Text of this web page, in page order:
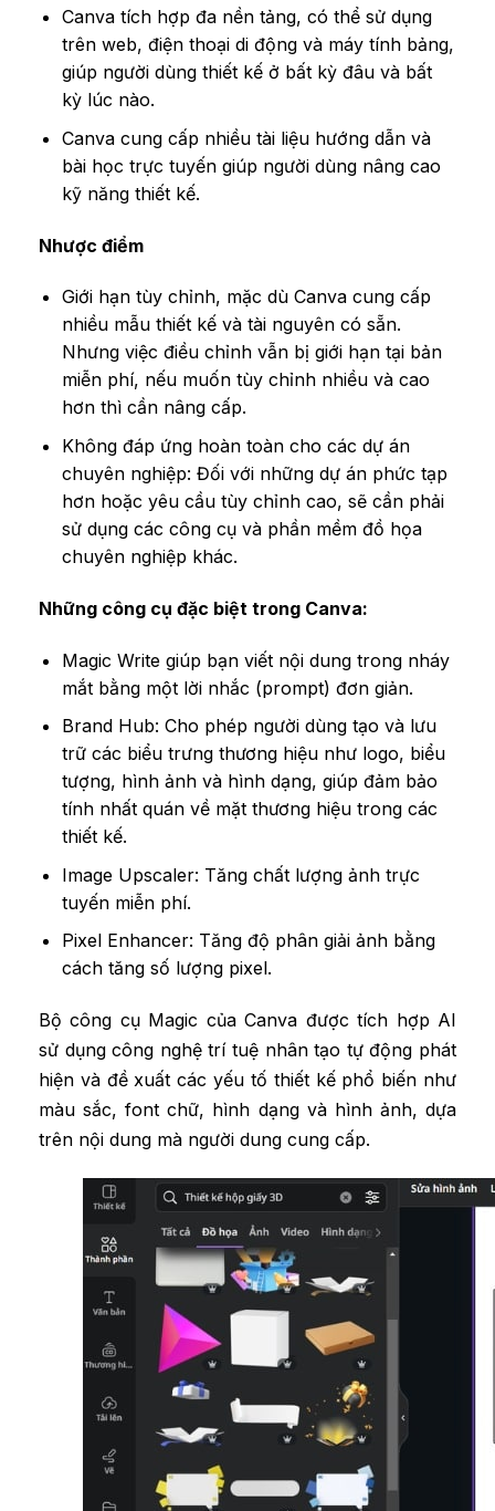
Canva tích hợp đa nền tảng, có thể sử dụng
trên web, điện thoại di động và máy tính bảng,
giúp người dùng thiết kế ở bất kỳ đâu và bất
kỳ lúc nào.
Canva cung cấp nhiều tài liệu hướng dẫn và
bài học trực tuyến giúp người dùng nâng cao
kỹ năng thiết kế.
Nhược điểm
Giới hạn tùy chỉnh, mặc dù Canva cung cấp
nhiều mẫu thiết kế và tài nguyên có sẵn.
Nhưng việc điều chỉnh vẫn bị giới hạn tại bản
miễn phí, nếu muốn tùy chỉnh nhiều và cao
hơn thì cần nâng cấp.
Không đáp ứng hoàn toàn cho các dự án
chuyên nghiệp: Đối với những dự án phức tạp
hơn hoặc yêu cầu tùy chỉnh cao, sẽ cần phải
sử dụng các công cụ và phần mềm đồ họa
chuyên nghiệp khác.
Những công cụ đặc biệt trong Canva:
Magic Write giúp bạn viết nội dung trong nháy
mắt bằng một lời nhắc (prompt) đơn giản.
Brand Hub: Cho phép người dùng tạo và lưu
trữ các biểu trưng thương hiệu như logo, biểu
tượng, hình ảnh và hình dạng, giúp đảm bảo
tính nhất quán về mặt thương hiệu trong các
thiết kế.
Image Upscaler: Tăng chất lượng ảnh trực
tuyến miễn phí.
Pixel Enhancer: Tăng độ phân giải ảnh bằng
cách tăng số lượng pixel.
Bộ công cụ Magic của Canva được tích hợp AI
sử dụng công nghệ trí tuệ nhân tạo tự động phát
hiện và đề xuất các yếu tố thiết kế phổ biến như
màu sắc, font chữ, hình dạng và hình ảnh, dựa
trên nội dung mà người dung cung cấp.